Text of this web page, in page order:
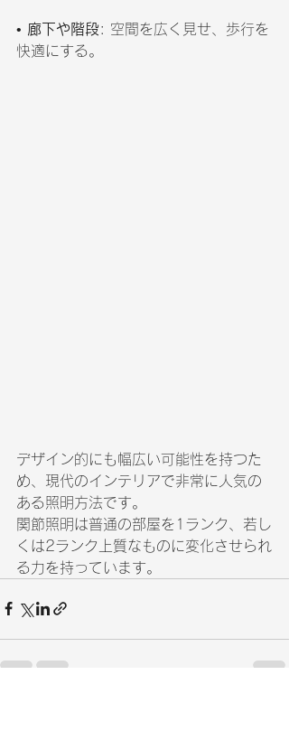
• 廊下や階段: 空間を広く見せ、歩行を
快適にする。
デザイン的にも幅広い可能性を持つた
め、現代のインテリアで非常に人気の
ある照明方法です。
関節照明は普通の部屋を1ランク、若し
くは2ランク上質なものに変化させられ
る力を持っています。